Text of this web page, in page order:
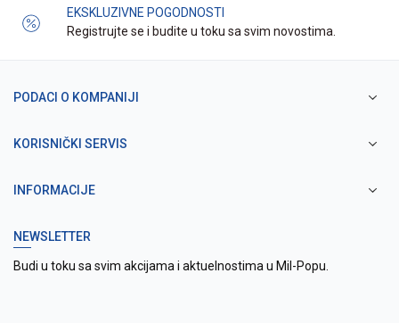
EKSKLUZIVNE POGODNOSTI
Registrujte se i budite u toku sa svim novostima.
PODACI O KOMPANIJI
KORISNIČKI SERVIS
INFORMACIJE
NEWSLETTER
Budi u toku sa svim akcijama i aktuelnostima u Mil-Popu.